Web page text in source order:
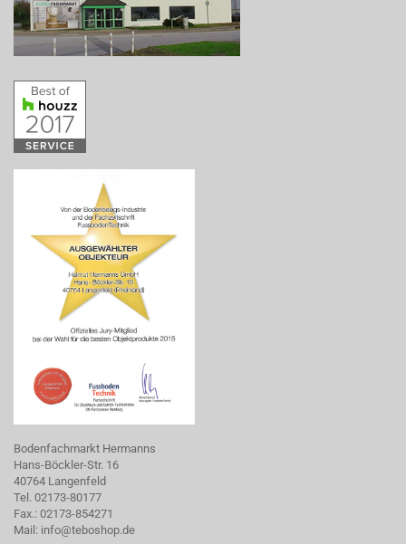
Bodenfachmarkt Hermanns
Hans-Böckler-Str. 16
40764 Langenfeld
Tel. 02173-80177
Fax.: 02173-854271
Mail: info@teboshop.de